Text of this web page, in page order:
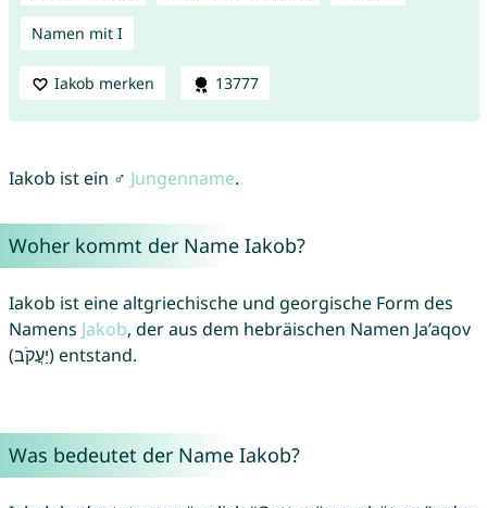
Namen mit I
Iakob merken 13777
Iakob ist ein ♂ Jungenname.
Woher kommt der Name Iakob?
Iakob ist eine altgriechische und georgische Form des
Namens Jakob, der aus dem hebräischen Namen Ja’aqov
(יַעֲקֹב) entstand.
Was bedeutet der Name Iakob?